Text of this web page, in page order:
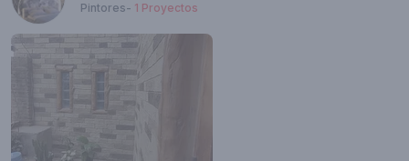
Pintores- 1 Proyectos